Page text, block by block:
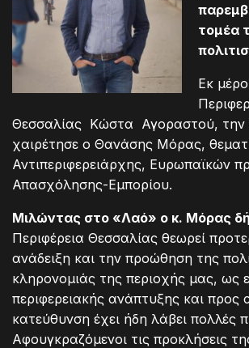
τομέα
Εκ
Θεσσαλίας Κώστα Αγοραστού, την
χαιρέτησε ο Θανάσης Μόρας,
Αντιπεριφερειάρχης, Ευρωπαϊκών
Απασχόλησης-Εμπορίου.
Μιλώντας στο «Λαό» ο κ. Μόρας
Περιφέρεια Θεσσαλίας θεωρεί
ανάδειξη και την προώθηση της
κληρονομιάς της περιοχής μας, ως
περιφερειακής ανάπτυξης και προς
κατεύθυνση έχει ήδη λάβει πολλές
Αφουγκραζόμενοι τις προκλήσεις